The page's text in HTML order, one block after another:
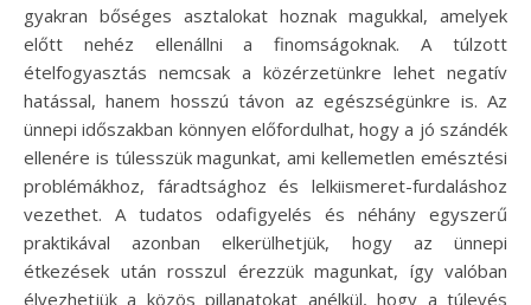
gyakran bőséges asztalokat hoznak magukkal, amelyek
előtt nehéz ellenállni a finomságoknak. A túlzott
ételfogyasztás nemcsak a közérzetünkre lehet negatív
hatással, hanem hosszú távon az egészségünkre is. Az
ünnepi időszakban könnyen előfordulhat, hogy a jó szándék
ellenére is túlesszük magunkat, ami kellemetlen emésztési
problémákhoz, fáradtsághoz és lelkiismeret-furdaláshoz
vezethet. A tudatos odafigyelés és néhány egyszerű
praktikával azonban elkerülhetjük, hogy az ünnepi
étkezések után rosszul érezzük magunkat, így valóban
élvezhetjük a közös pillanatokat anélkül, hogy a túlevés